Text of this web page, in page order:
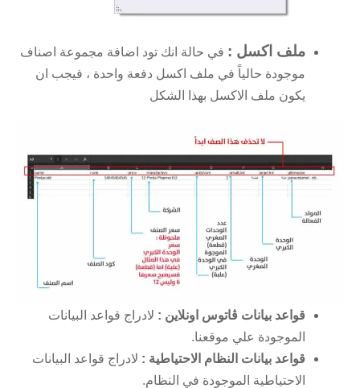
ملف اكسل : في حالة انك تود اضافة مجموعة اصناف
موجودة حالياً في ملف اكسل دفعة واحدة ، فيجب ان
يكون ملف الاكسل بهذا الشكل
قواعد بيانات ڤاتوس اونلاين : لادراج قواعد البيانات
الموجودة علي موقعنا.
قواعد بيانات النظام الاحتياطية : لادراج قواعد البيانات
الاحتياطية الموجودة في النظام.